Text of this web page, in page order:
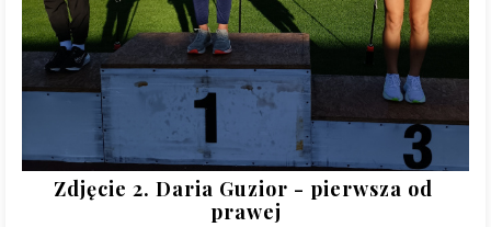
Zdjęcie 2. Daria Guzior - pierwsza od
prawej